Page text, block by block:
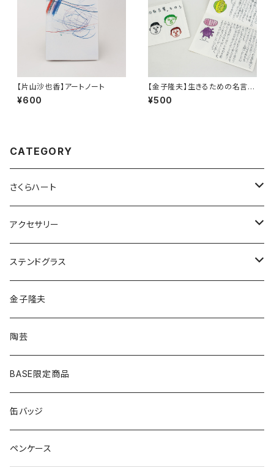
【片山沙也香】アートノート
¥600
【金子隆夫】生きるための名言
集。その５
¥500
CATEGORY
さくらハート
ペンダント
ゴールド
シルバー
ピアス
ゴールド
シルバー
アクセサリー
ネックレス
ピアス
イヤリング
ヘアゴム
ポニーフック
ブローチ
ステンドグラス
アクセサリー
イヤリング
ピアス
雑貨・小物
金子隆夫
陶芸
BASE限定商品
缶バッジ
ペンケース